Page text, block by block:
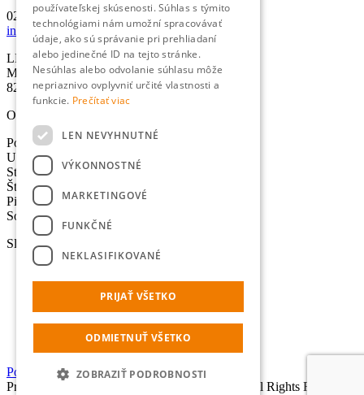
02/501 067 00
info@lexika.sk
LEXIKA s.r.o.
Miletičova 21
821 09 Bratislava
Otváracie hodiny
Pondelok: 8:30-17:00 hod.
Utorok: 8:30-17:00 hod.
Streda: 8:30-17:00 hod.
Štvrtok: 8:30-17:00 hod.
Piatok: 8:30-17:00 hod.
Sobota - Nedeľa: Zatvorené
Služby
Úradné preklady
Lokalizácia
Výpočet normostrán
Online prekladač
Portál pre dodávateľov
Prihlásiť sa
Copyright © 2014 LEXIKA s.r.o., All Rights Reserved.
používateľskej skúsenosti. Súhlas s týmito
technológiami nám umožní spracovávať
údaje, ako sú správanie pri prehliadaní
alebo jedinečné ID na tejto stránke.
Nesúhlas alebo odvolanie súhlasu môže
nepriaznivo ovplyvniť určité vlastnosti a
funkcie. Prečítať viac
LEN NEVYHNUTNÉ
VÝKONNOSTNÉ
MARKETINGOVÉ
FUNKČNÉ
NEKLASIFIKOVANÉ
PRIJAŤ VŠETKO
ODMIETNUŤ VŠETKO
ZOBRAZIŤ PODROBNOSTI